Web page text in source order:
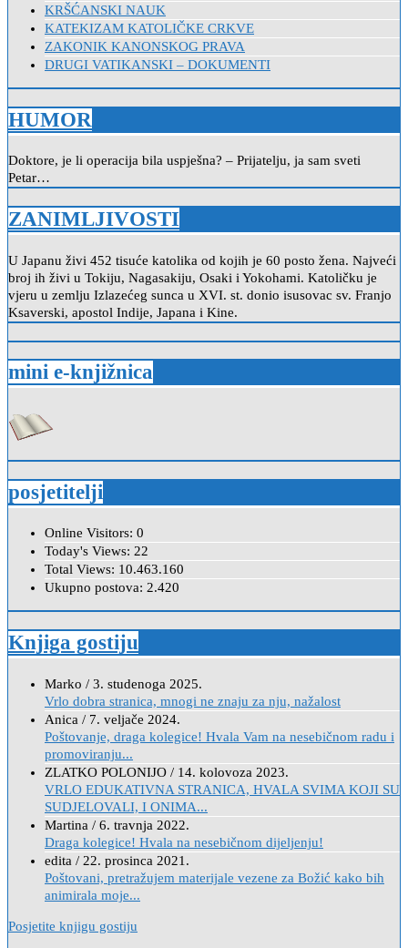
KRŠĆANSKI NAUK
KATEKIZAM KATOLIČKE CRKVE
ZAKONIK KANONSKOG PRAVA
DRUGI VATIKANSKI – DOKUMENTI
HUMOR
Doktore, je li operacija bila uspješna? – Prijatelju, ja sam sveti
Petar…
ZANIMLJIVOSTI
U Japanu živi 452 tisuće katolika od kojih je 60 posto žena. Najveći
broj ih živi u Tokiju, Nagasakiju, Osaki i Yokohami. Katoličku je
vjeru u zemlju Izlazećeg sunca u XVI. st. donio isusovac sv. Franjo
Ksaverski, apostol Indije, Japana i Kine.
mini e-knjižnica
posjetitelji
Online Visitors: 0
Today's Views: 22
Total Views: 10.463.160
Ukupno postova: 2.420
Knjiga gostiju
Marko / 3. studenoga 2025.
Vrlo dobra stranica, mnogi ne znaju za nju, nažalost
Anica / 7. veljače 2024.
Poštovanje, draga kolegice! Hvala Vam na nesebičnom radu i
promoviranju...
ZLATKO POLONIJO / 14. kolovoza 2023.
VRLO EDUKATIVNA STRANICA, HVALA SVIMA KOJI SU
SUDJELOVALI, I ONIMA...
Martina / 6. travnja 2022.
Draga kolegice! Hvala na nesebičnom dijeljenju!
edita / 22. prosinca 2021.
Poštovani, pretražujem materijale vezene za Božić kako bih
animirala moje...
Posjetite knjigu gostiju